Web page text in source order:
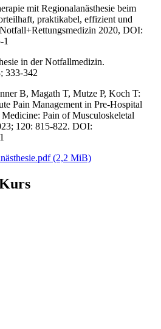
mit Regionalanästhesie beim
praktikabel, effizient und
2020, DOI:
1
in der Notfallmedizin.
333-342
B, Magath T, Mutze P, Koch T:
Pain Management in Pre-Hospital
Pain of Musculoskeletal
120: 815-822. DOI:
(2,2 MiB)